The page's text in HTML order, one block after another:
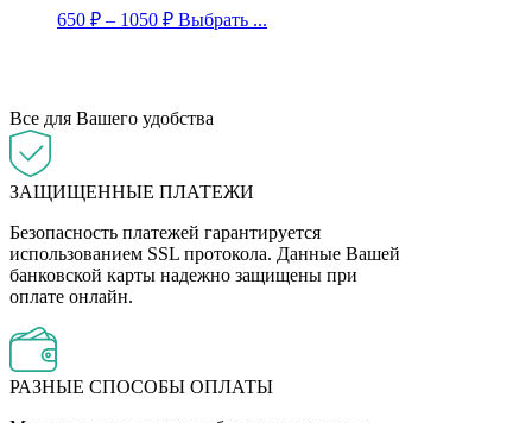
650 ₽ – 1050 ₽ Выбрать ...
Все для Вашего удобства
ЗАЩИЩЕННЫЕ ПЛАТЕЖИ
Безопасность платежей гарантируется
использованием SSL протокола. Данные Вашей
банковской карты надежно защищены при
оплате онлайн.
РАЗНЫЕ СПОСОБЫ ОПЛАТЫ